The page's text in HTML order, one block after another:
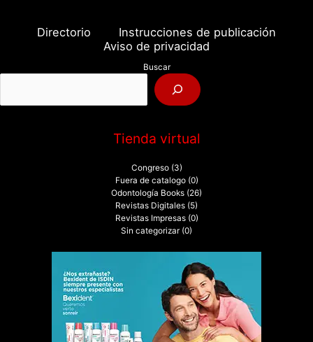
o
:
Directorio
Instrucciones de publicación
Aviso de privacidad
Buscar
Tienda virtual
Congreso (3)
Fuera de catalogo (0)
Odontología Books (26)
Revistas Digitales (5)
Revistas Impresas (0)
Sin categorizar (0)